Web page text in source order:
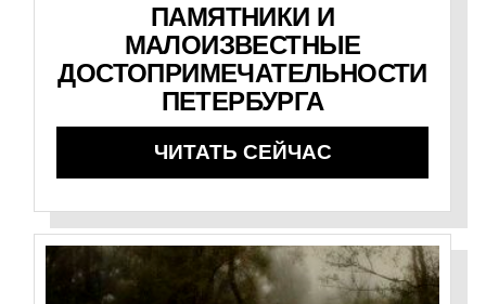
ПАМЯТНИКИ И
МАЛОИЗВЕСТНЫЕ
ДОСТОПРИМЕЧАТЕЛЬНОСТИ
ПЕТЕРБУРГА
ЧИТАТЬ СЕЙЧАС